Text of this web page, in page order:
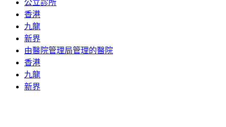
公立診所
香港
九龍
新界
由醫院管理局管理的醫院
香港
九龍
新界